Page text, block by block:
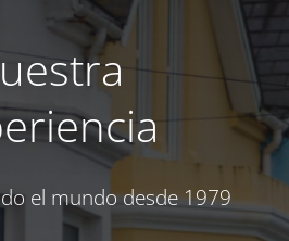
el mundo desde 1979